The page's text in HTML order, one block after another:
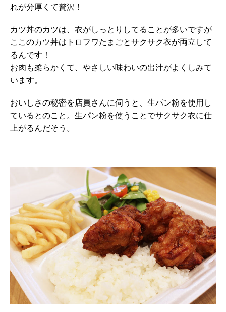
れが分厚くて贅沢！
カツ丼のカツは、衣がしっとりしてることが多いですが
ここのカツ丼はトロフワたまごとサクサク衣が両立して
るんです！
お肉も柔らかくて、やさしい味わいの出汁がよくしみて
います。
おいしさの秘密を店員さんに伺うと、生パン粉を使用し
ているとのこと。生パン粉を使うことでサクサク衣に仕
上がるんだそう。